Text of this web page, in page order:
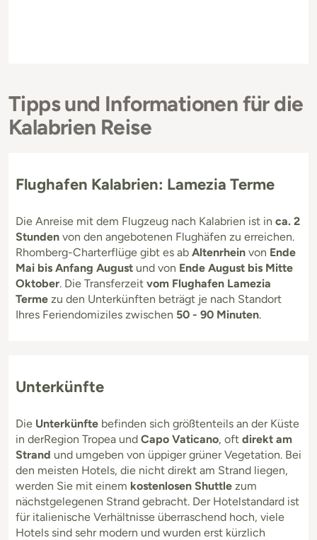
Tipps und Informationen für die
Kalabrien Reise
Flughafen Kalabrien: Lamezia Terme
Die Anreise mit dem Flugzeug nach Kalabrien ist in ca. 2
Stunden von den angebotenen Flughäfen zu erreichen.
Rhomberg-Charterflüge gibt es ab Altenrhein von Ende
Mai bis Anfang August und von Ende August bis Mitte
Oktober. Die Transferzeit vom Flughafen Lamezia
Terme zu den Unterkünften beträgt je nach Standort
Ihres Feriendomiziles zwischen 50 - 90 Minuten.
Unterkünfte
Die Unterkünfte befinden sich größtenteils an der Küste
in derRegion Tropea und Capo Vaticano, oft direkt am
Strand und umgeben von üppiger grüner Vegetation. Bei
den meisten Hotels, die nicht direkt am Strand liegen,
werden Sie mit einem kostenlosen Shuttle zum
nächstgelegenen Strand gebracht. Der Hotelstandard ist
für italienische Verhältnisse überraschend hoch, viele
Hotels sind sehr modern und wurden erst kürzlich